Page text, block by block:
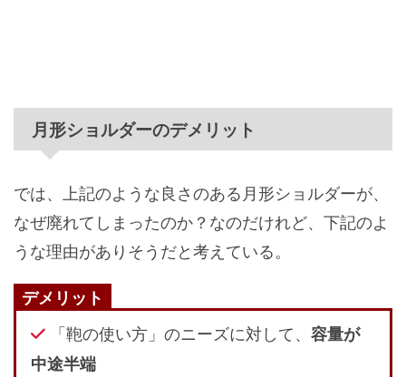
月形ショルダーのデメリット
では、上記のような良さのある月形ショルダーが、
なぜ廃れてしまったのか？なのだけれど、下記のよ
うな理由がありそうだと考えている。
デメリット
「鞄の使い方」のニーズに対して、 容量が
中途半端